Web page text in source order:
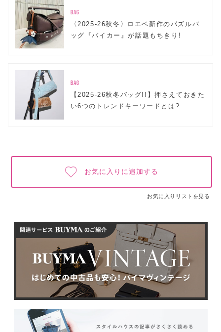
BAG
〈2025-26秋冬〉ロエベ新作のパズルバ
ッグ『バイカー』が話題もちきり!
BAG
【2025-26秋冬バッグ!!】押さえておきた
い6つのトレンドキーワードとは?
お気に入りに追加する
お気に入りリストを見る